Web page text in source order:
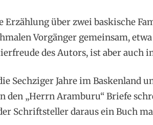
Erzählung über zwei baskische
Vorgänger gemeinsam,
des Autors, ist aber auch
Sechziger Jahre im Baskenland
den „Herrn Aramburu“ Briefe
Schriftsteller daraus ein Buch